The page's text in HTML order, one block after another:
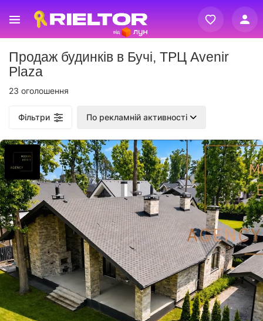
Реєстрація
Вхід
Продаж будинків в Бучі, ТРЦ Avenir
Plaza
23 оголошення
Фільтри По рекламній активності